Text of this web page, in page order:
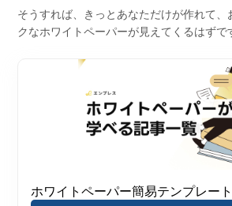
そうすれば、きっとあなただけが作れて、
クなホワイトペーパーが見えてくるはずで
ホワイトペーパー簡易テンプレー